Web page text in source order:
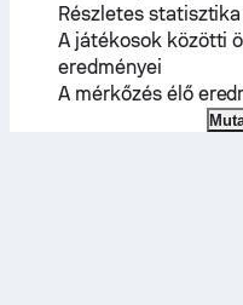
Részletes
A játékosok közötti
eredményei
A mérkőzés élő